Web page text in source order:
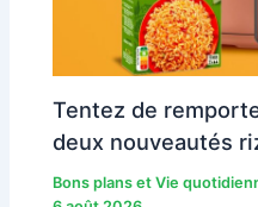
Tentez de
deux nouveautés
Bons plans et Vie